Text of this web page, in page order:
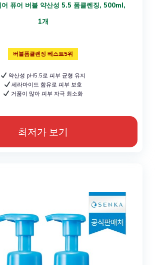
어 퓨어 버블 약산성 5.5 폼클렌징, 500ml,
1개
버블폼클렌징 베스트5위
약산성 pH5.5로 피부 균형 유지
세라마이드 함유로 피부 보호
거품이 많아 피부 자극 최소화
최저가 보기